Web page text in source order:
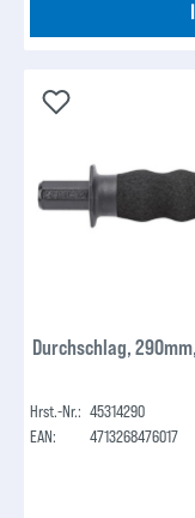
Durchschlag,
Hrst.-Nr.: 45314290
EAN:
4713268476017